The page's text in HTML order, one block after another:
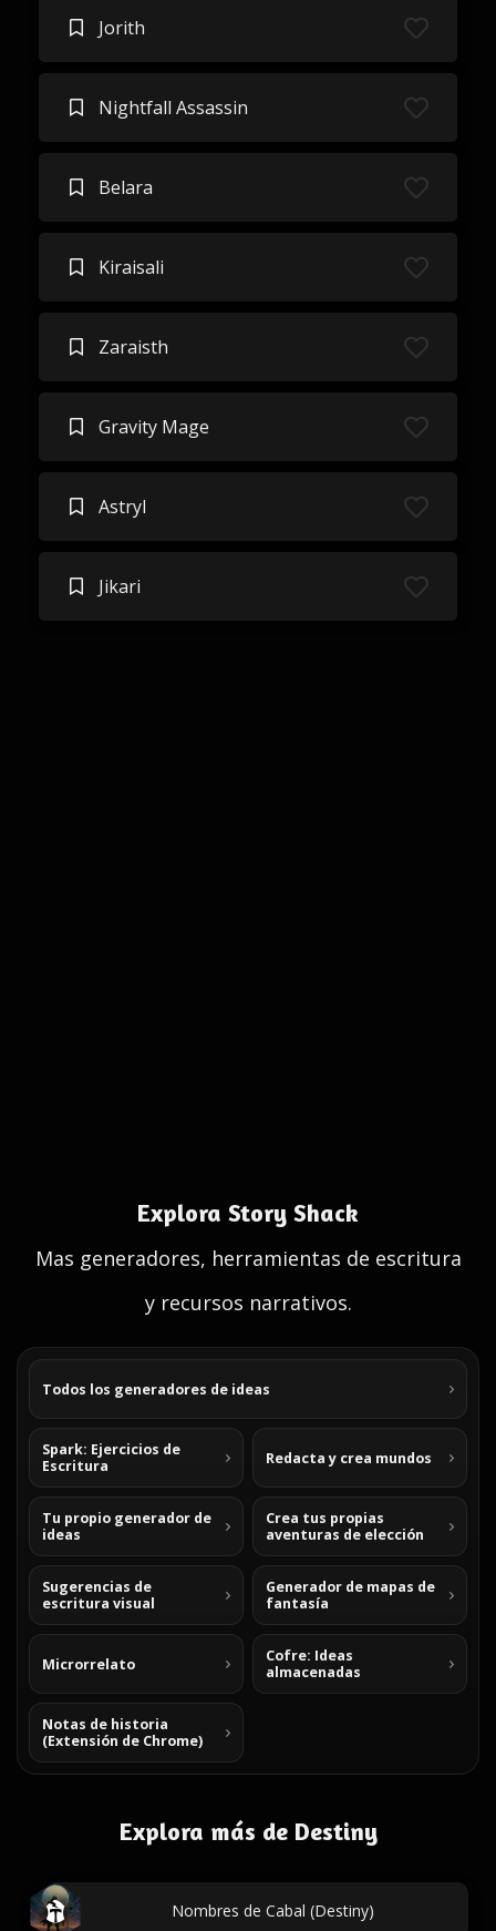
Jorith
Nightfall Assassin
Belara
Kiraisali
Zaraisth
Gravity Mage
Astryl
Jikari
Explora Story Shack
Mas generadores, herramientas de escritura
y recursos narrativos.
Todos los generadores de ideas
Spark: Ejercicios de
Escritura
Redacta y crea mundos
Tu propio generador de
ideas
Crea tus propias
aventuras de elección
Sugerencias de
escritura visual
Generador de mapas de
fantasía
Microrrelato
Cofre: Ideas
almacenadas
Notas de historia
(Extensión de Chrome)
Explora más de Destiny
Nombres de Cabal (Destiny)